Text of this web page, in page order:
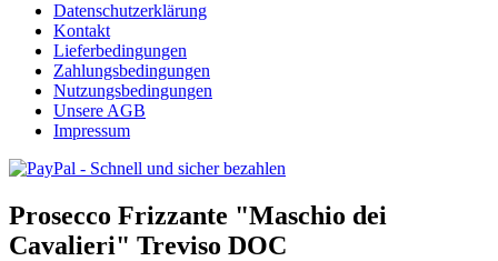
Datenschutzerklärung
Kontakt
Lieferbedingungen
Zahlungsbedingungen
Nutzungsbedingungen
Unsere AGB
Impressum
Prosecco Frizzante "Maschio dei
Cavalieri" Treviso DOC